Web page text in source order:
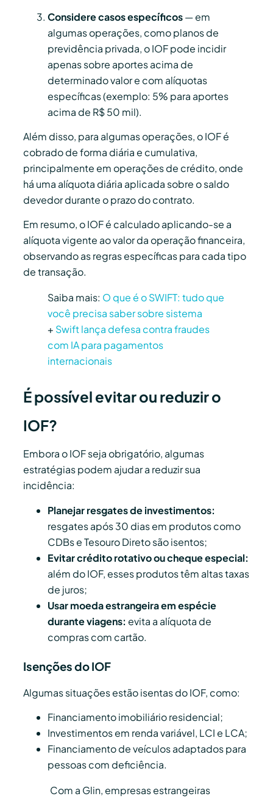
Considere casos específicos— em
algumas operações, como planos de
previdência privada, o IOF pode incidir
apenas sobre aportes acima de
determinado valor e com alíquotas
específicas (exemplo: 5% para aportes
acima de R$ 50 mil).
Além disso, para algumas operações, o IOF é
cobrado de forma diária e cumulativa,
principalmente em operações de crédito, onde
há uma alíquota diária aplicada sobre o saldo
devedor durante o prazo do contrato.
Em resumo, o IOF é calculado aplicando-se a
alíquota vigente ao valor da operação financeira,
observando as regras específicas para cada tipo
de transação.
Saiba mais: O que é o SWIFT: tudo que
você precisa saber sobre sistema
+ Swift lança defesa contra fraudes
com IA para pagamentos
internacionais
É possível evitar ou reduzir o
IOF?
Embora o IOF seja obrigatório, algumas
estratégias podem ajudar a reduzir sua
incidência:
Planejar resgates de investimentos:
resgates após 30 dias em produtos como
CDBs e Tesouro Direto são isentos;
Evitar crédito rotativo ou cheque especial:
além do IOF, esses produtos têm altas taxas
de juros;
Usar moeda estrangeira em espécie
durante viagens: evita a alíquota de
compras com cartão.
Isenções do IOF
Algumas situações estão isentas do IOF, como:
Financiamento imobiliário residencial;
Investimentos em renda variável, LCI e LCA;
Financiamento de veículos adaptados para
pessoas com deficiência.
Com a Glin, empresas estrangeiras